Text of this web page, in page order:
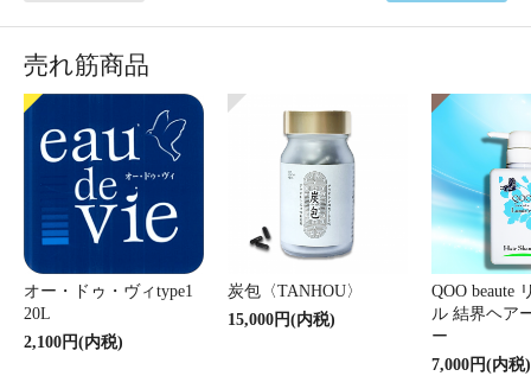
売れ筋商品
オー・ドゥ・ヴィtype1
20L
2,100円(内税)
炭包〈TANHOU〉
15,000円(内税)
QOO beaute
ル 結界ヘア
ー
7,000円(内税)